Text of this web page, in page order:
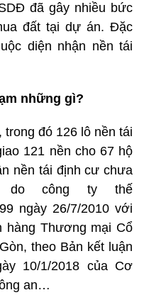
đã gây nhiều bức
đất tại dự án. Đặc
diện nhận nền tái
những gì?
đó 126 lô nền tái
121 nền cho 67 hộ
nền tái định cư chưa
do công ty thế
ngày 26/7/2010 với
hàng Thương mại Cổ
theo Bản kết luận
10/1/2018 của Cơ
an…